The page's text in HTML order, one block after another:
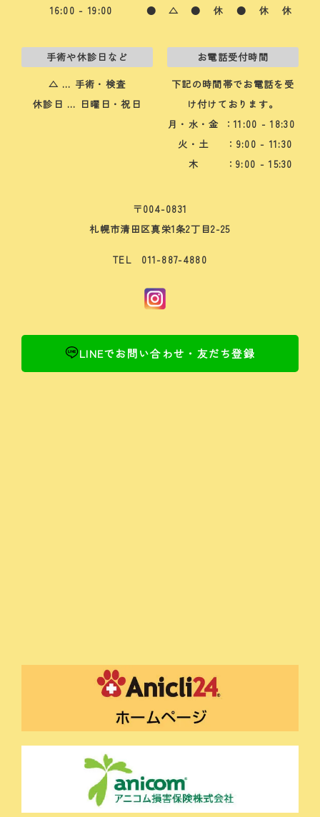
16:00 - 19:00
● △ ● 休 ● 休 休
手術や休診日など
△ … 手術・検査
休診日 … 日曜日・祝日
お電話受付時間
下記の時間帯でお電話を受
け付けております。
月・水・金
：11:00 - 18:30
火・土
：9:00 - 11:30
木
：9:00 - 15:30
〒004-0831
札幌市清田区真栄1条2丁目2-25
TEL 011-887-4880
LINEでお問い合わせ・友だち登録